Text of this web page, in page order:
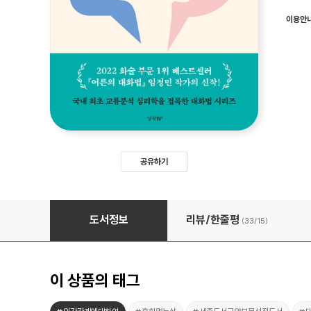
공유하기
이용안
관계를 망치지 않는 대화법
도서정보 리뷰/한줄평 (33/15)
이 상품의 태그